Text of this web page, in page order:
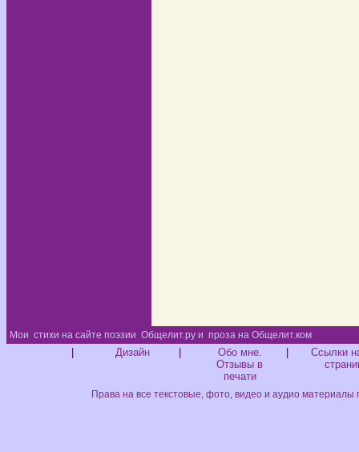
Мои стихи на сайте поэзии Общелит.ру и проза на Общелит.ком
Дизайн
Обо мне.
Отзывы в
печати
Ссылки
Права на все текстовые, фото, видео и аудио